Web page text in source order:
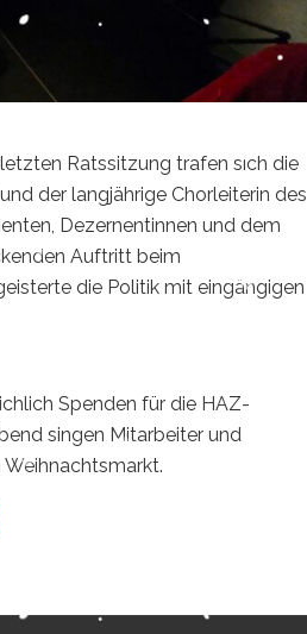
Ratssitzung trafen sich die
der langjährige Chorleiterin des
Dezernentinnen und dem
Auftritt beim
die Politik mit eingängigen
Spenden für die HAZ-
singen Mitarbeiter und